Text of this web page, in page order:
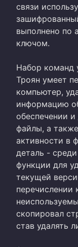
связи
выполнено по
ключом.
Набор команд
Троян умеет
компьютер,
информацию
обеспечении и
файлы, а
активности в
деталь -
функции для
текущей
перечислении
скопировал
став удалять